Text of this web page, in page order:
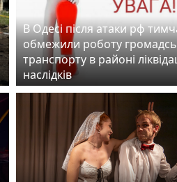
В Одесі після атаки рф
обмежили роботу
транспорту в районі
наслідків